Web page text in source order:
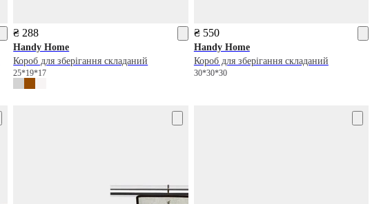
₴ 288
Handy Home
Короб для зберігання складаний
25*19*17
₴ 550
Handy Home
Короб для зберігання складаний
30*30*30